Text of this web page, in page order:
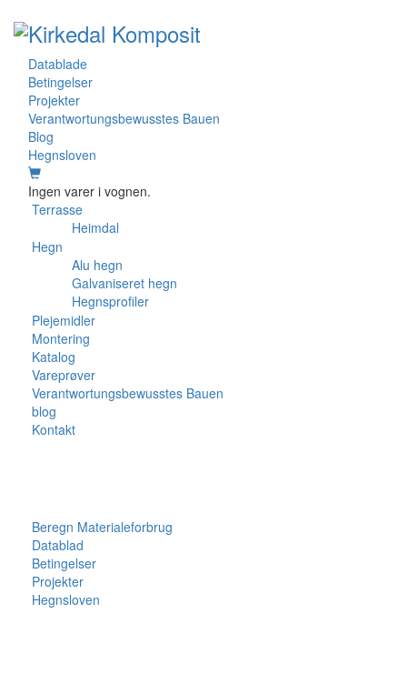
Datablade
Betingelser
Projekter
Verantwortungsbewusstes Bauen
Blog
Hegnsloven
Ingen varer i vognen.
Terrasse
Heimdal
Hegn
Alu hegn
Galvaniseret hegn
Hegnsprofiler
Plejemidler
Montering
Katalog
Vareprøver
Verantwortungsbewusstes Bauen
blog
Kontakt
Beregn Materialeforbrug
Datablad
Betingelser
Projekter
Hegnsloven